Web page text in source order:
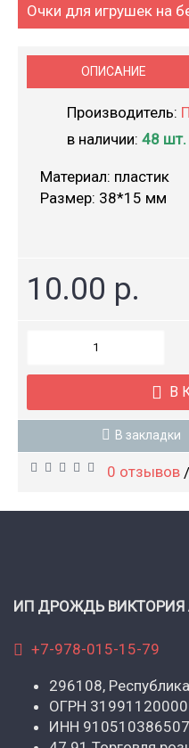
Очки для игрушек на
ОПИСАНИЕ
Производитель:
в наличии: 48 шт.
Материал: пластик
Размер: 38*15 мм
10.00 р.
В
В закладки
0 отзывов /
ИП ДРОЖДЬ ВИКТОРИЯ
+7-978-015-15-79
296108,
ОГРН
ИНН 910510386507